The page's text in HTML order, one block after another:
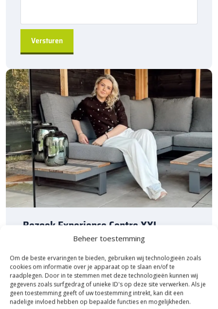
Beheer toestemming
Om de beste ervaringen te bieden, gebruiken wij technologieën zoals
cookies om informatie over je apparaat op te slaan en/of te
raadplegen. Door in te stemmen met deze technologieën kunnen wij
gegevens zoals surfgedrag of unieke ID's op deze site verwerken. Als je
geen toestemming geeft of uw toestemming intrekt, kan dit een
nadelige invloed hebben op bepaalde functies en mogelijkheden.
Eenvoudig te installeren
Direct leverbaar
Geschikt voor diverse toepassingen
A-kwaliteit producten, geleverd door Kijlstra B.V.
Bestel deKijlstra trottoirband 13/15×20 bocht r=4via
sierbestratingsmarkt.com en creëer een stevige, duurzame
afscheiding voor uw bestratingsprojecten.
Bezoek Experience Centre XXL
Bijna het gehele Kijlstra assortiment vind je in het
prachtige Heerde.
★ 2.500m² Experience Centre XXL in Heerde!
Kom gezellig langs!